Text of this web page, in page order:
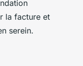
la facture et
serein.